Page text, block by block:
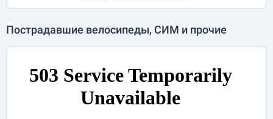
Пострадавшие велосипеды, СИМ и прочие